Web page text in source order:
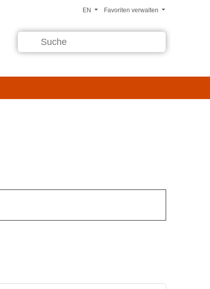
Favoriten verwalten
EN